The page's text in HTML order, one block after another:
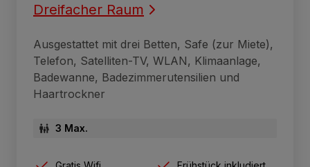
Dreifacher Raum
Ausgestattet mit drei Betten, Safe (zur Miete),
Telefon, Satelliten-TV, WLAN, Klimaanlage,
Badewanne, Badezimmerutensilien und
Haartrockner
3 Max.